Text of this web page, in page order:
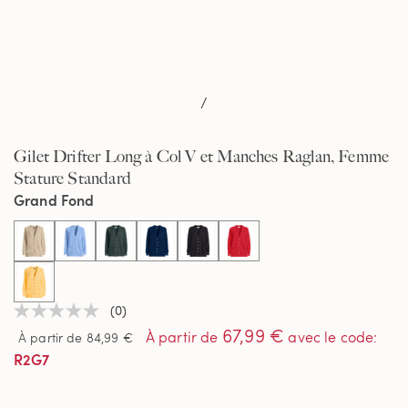
/
Gilet Drifter Long à Col V et Manches Raglan, Femme
Stature Standard
Aucune
valeur
de
notation
(0)
À partir de 84,99 €
À partir de 67,99 € avec le code:
R2G7
Grand Fond
selected